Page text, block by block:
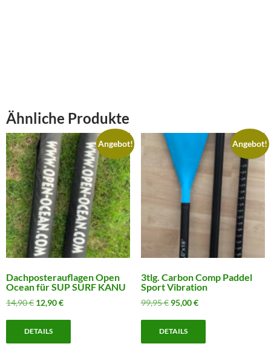
Ähnliche Produkte
Angebot!
Dachposterauflagen Open
Ocean für SUP SURF KANU
14,90€ Ursprünglicher
12,90€Aktueller
DETAILS
Angebot!
3tlg. Carbon Comp Paddel
Sport Vibration
99,95€ Ursprünglicher
95,00€Aktueller
DETAILS